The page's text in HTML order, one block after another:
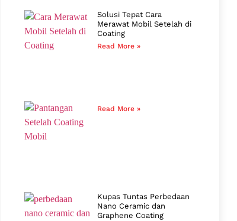
Solusi Tepat Cara
Merawat Mobil Setelah di
Coating
Read More »
Read More »
Kupas Tuntas Perbedaan
Nano Ceramic dan
Graphene Coating